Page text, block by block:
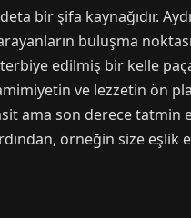
bir şifa kaynağıdır.
buluşma
edilmiş bir kelle
ve lezzetin ön
ama son derece
örneğin size eşlik